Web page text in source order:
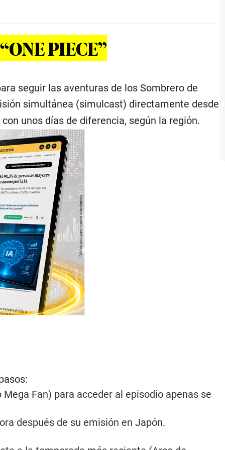
PIECE”
seguir las aventuras de los Sombrero de
simultánea (simulcast) directamente desde
con unos días de diferencia, según la región.
Fan) para acceder al episodio apenas se
después de su emisión en Japón.